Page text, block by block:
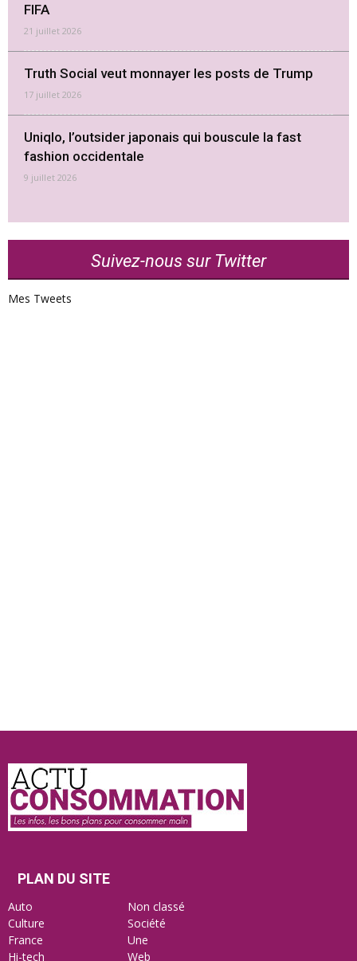
FIFA
21 juillet 2026
Truth Social veut monnayer les posts de Trump
17 juillet 2026
Uniqlo, l’outsider japonais qui bouscule la fast
fashion occidentale
9 juillet 2026
Suivez-nous sur Twitter
Mes Tweets
PLAN DU SITE
Auto
Non classé
Culture
Société
France
Une
Hi-tech
Web